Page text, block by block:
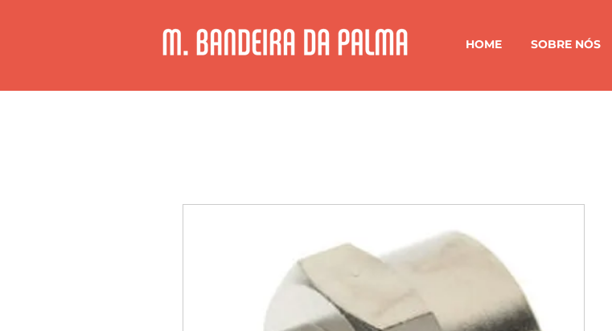
HOME SOBRE NÓS